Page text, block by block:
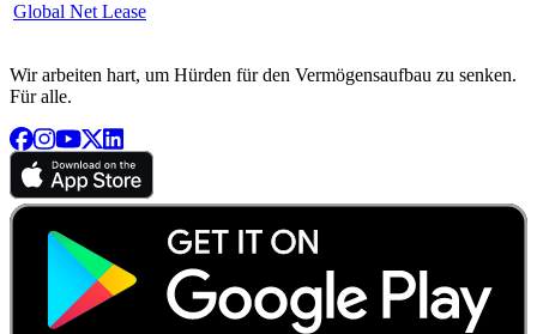
Global Net Lease
Wir arbeiten hart, um Hürden für den Vermögensaufbau zu senken.
Für alle.